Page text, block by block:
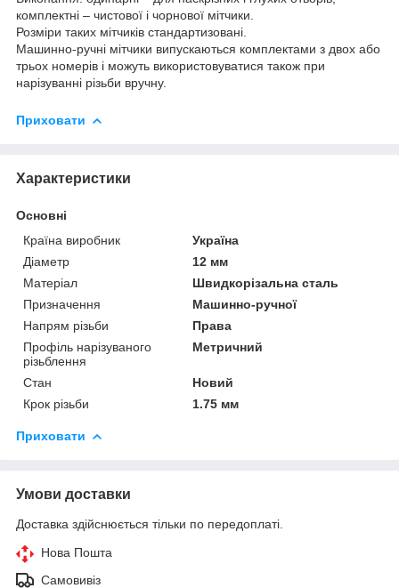
комплектні – чистової і чорнової мітчики.
Розміри таких мітчиків стандартизовані.
Машинно-ручні мітчики випускаються комплектами з двох або
трьох номерів і можуть використовуватися також при
нарізуванні різьби вручну.
Приховати
Характеристики
Основні
Країна виробник
Україна
Діаметр
12 мм
Матеріал
Швидкорізальна сталь
Призначення
Машинно-ручної
Напрям різьби
Права
Профіль нарізуваного
різьблення
Метричний
Стан
Новий
Крок різьби
1.75 мм
Приховати
Умови доставки
Доставка здійснюється тільки по передоплаті.
Нова Пошта
Самовивіз